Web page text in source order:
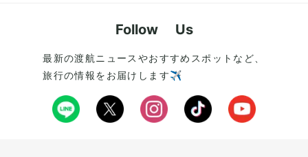
Follow Us
最新の渡航ニュースやおすすめスポットなど、
旅行の情報をお届けします✈️